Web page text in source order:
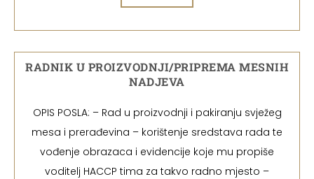
RADNIK U PROIZVODNJI/PRIPREMA MESNIH
NADJEVA
OPIS POSLA: – Rad u proizvodnji i pakiranju svježeg
mesa i prerađevina – korištenje sredstava rada te
vođenje obrazaca i evidencije koje mu propiše
voditelj HACCP tima za takvo radno mjesto –